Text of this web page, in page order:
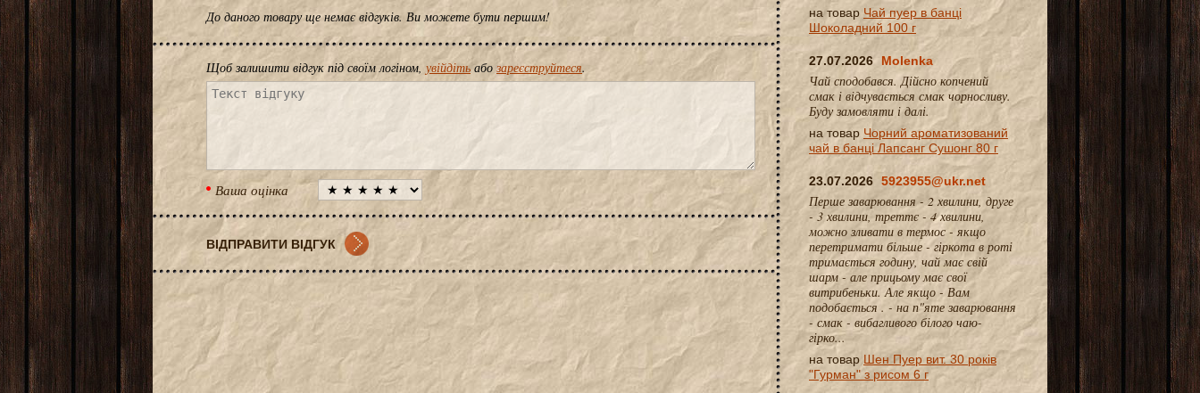
До даного товару ще немає відгуків. Ви можете бути першим!
Щоб залишити відгук під своїм логіном, увійдітьабозареєструйтеся.
Ваша оцінка
на товар Чай пуер в банці
Шоколадний 100 г
27.07.2026 Molenka
Чай сподобався. Дійсно копчений
смак і відчувається смак чорносливу.
Буду замовляти і далі.
на товар Чорний ароматизований
чай в банці Лапсанг Сушонг 80 г
23.07.2026 5923955@ukr.net
Перше заварювання - 2 хвилини, друге
- 3 хвилини, треттє - 4 хвилини,
можно зливати в термос - якщо
перетримати більше - гіркота в роті
тримається годину, чай має свій
шарм - але прицьому має свої
витрибеньки. Але якщо - Вам
подобається . - на п"яте заварювання
- смак - вибагливого білого чаю-
гірко...
на товар Шен Пуер вит. 30 років
"Гурман" з рисом 6 г